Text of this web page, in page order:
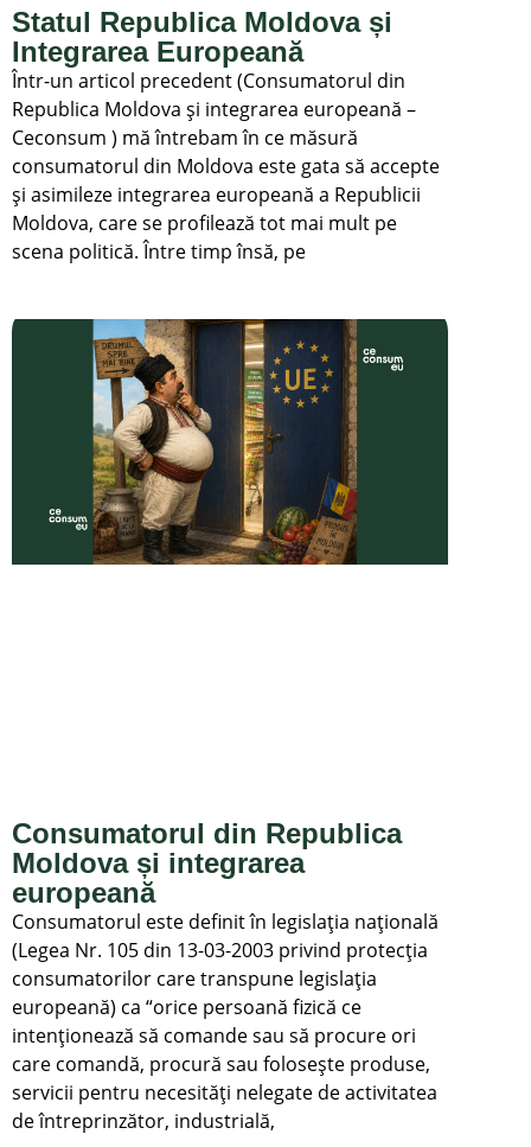
Statul Republica Moldova și
Integrarea Europeană
Într-un articol precedent (Consumatorul din
Republica Moldova și integrarea europeană –
Ceconsum ) mă întrebam în ce măsură
consumatorul din Moldova este gata să accepte
și asimileze integrarea europeană a Republicii
Moldova, care se profilează tot mai mult pe
scena politică. Între timp însă, pe
Consumatorul din Republica
Moldova și integrarea
europeană
Consumatorul este definit în legislația națională
(Legea Nr. 105 din 13-03-2003 privind protecţia
consumatorilor care transpune legislația
europeană) ca “orice persoană fizică ce
intenţionează să comande sau să procure ori
care comandă, procură sau foloseşte produse,
servicii pentru necesităţi nelegate de activitatea
de întreprinzător, industrială,